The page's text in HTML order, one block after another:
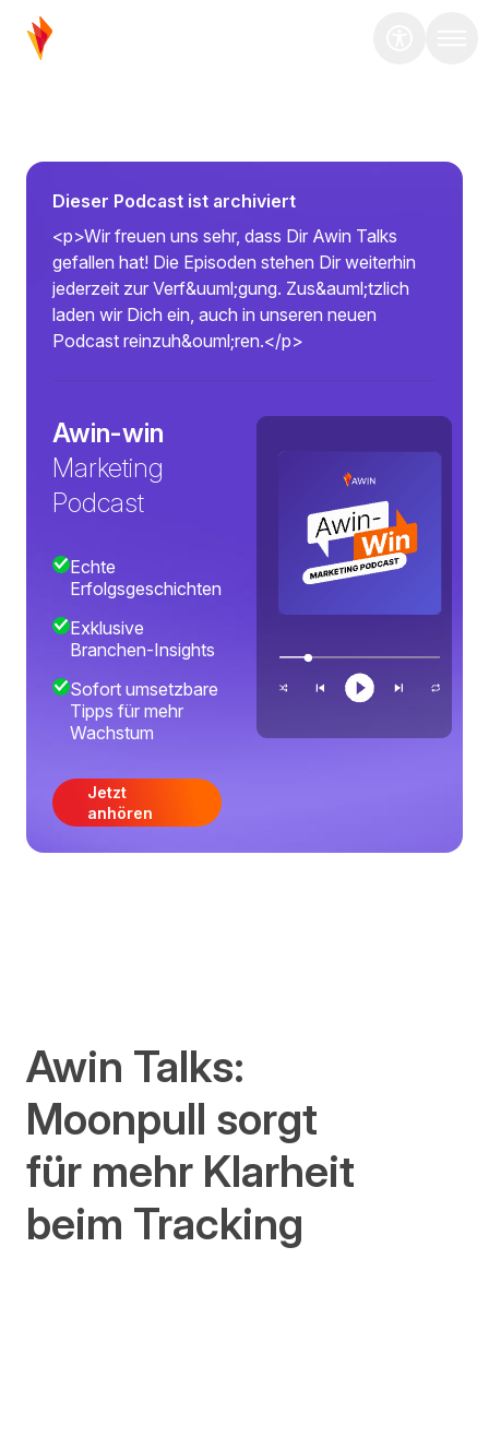
Dieser Podcast ist archiviert
<p>Wir freuen uns sehr, dass Dir Awin Talks
gefallen hat! Die Episoden stehen Dir weiterhin
jederzeit zur Verf&uuml;gung. Zus&auml;tzlich
laden wir Dich ein, auch in unseren neuen
Podcast reinzuh&ouml;ren.</p>
Awin-win
Marketing
Podcast
Echte
Erfolgsgeschichten
Exklusive
Branchen-Insights
Sofort umsetzbare
Tipps für mehr
Wachstum
Jetzt
anhören
Awin Talks:
Moonpull sorgt
für mehr Klarheit
beim Tracking